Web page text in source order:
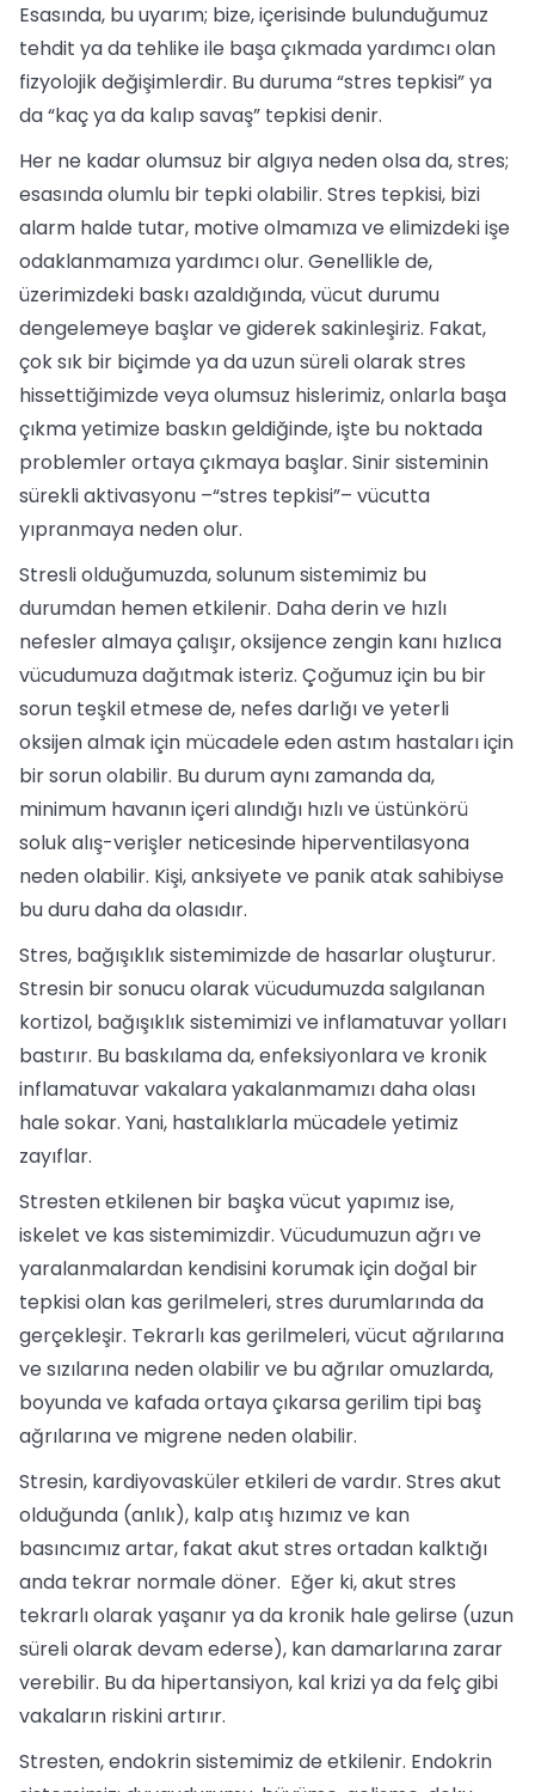
Esasında, bu uyarım; bize, içerisinde bulunduğumuz
tehdit ya da tehlike ile başa çıkmada yardımcı olan
fizyolojik değişimlerdir. Bu duruma “stres tepkisi” ya
da “kaç ya da kalıp savaş” tepkisi denir.
Her ne kadar olumsuz bir algıya neden olsa da, stres;
esasında olumlu bir tepki olabilir. Stres tepkisi, bizi
alarm halde tutar, motive olmamıza ve elimizdeki işe
odaklanmamıza yardımcı olur. Genellikle de,
üzerimizdeki baskı azaldığında, vücut durumu
dengelemeye başlar ve giderek sakinleşiriz. Fakat,
çok sık bir biçimde ya da uzun süreli olarak stres
hissettiğimizde veya olumsuz hislerimiz, onlarla başa
çıkma yetimize baskın geldiğinde, işte bu noktada
problemler ortaya çıkmaya başlar. Sinir sisteminin
sürekli aktivasyonu –“stres tepkisi”– vücutta
yıpranmaya neden olur.
Stresli olduğumuzda, solunum sistemimiz bu
durumdan hemen etkilenir. Daha derin ve hızlı
nefesler almaya çalışır, oksijence zengin kanı hızlıca
vücudumuza dağıtmak isteriz. Çoğumuz için bu bir
sorun teşkil etmese de, nefes darlığı ve yeterli
oksijen almak için mücadele eden astım hastaları için
bir sorun olabilir. Bu durum aynı zamanda da,
minimum havanın içeri alındığı hızlı ve üstünkörü
soluk alış-verişler neticesinde hiperventilasyona
neden olabilir. Kişi, anksiyete ve panik atak sahibiyse
bu duru daha da olasıdır.
Stres, bağışıklık sistemimizde de hasarlar oluşturur.
Stresin bir sonucu olarak vücudumuzda salgılanan
kortizol, bağışıklık sistemimizi ve inflamatuvar yolları
bastırır. Bu baskılama da, enfeksiyonlara ve kronik
inflamatuvar vakalara yakalanmamızı daha olası
hale sokar. Yani, hastalıklarla mücadele yetimiz
zayıflar.
Stresten etkilenen bir başka vücut yapımız ise,
iskelet ve kas sistemimizdir. Vücudumuzun ağrı ve
yaralanmalardan kendisini korumak için doğal bir
tepkisi olan kas gerilmeleri, stres durumlarında da
gerçekleşir. Tekrarlı kas gerilmeleri, vücut ağrılarına
ve sızılarına neden olabilir ve bu ağrılar omuzlarda,
boyunda ve kafada ortaya çıkarsa gerilim tipi baş
ağrılarına ve migrene neden olabilir.
Stresin, kardiyovasküler etkileri de vardır. Stres akut
olduğunda (anlık), kalp atış hızımız ve kan
basıncımız artar, fakat akut stres ortadan kalktığı
anda tekrar normale döner. Eğer ki, akut stres
tekrarlı olarak yaşanır ya da kronik hale gelirse (uzun
süreli olarak devam ederse), kan damarlarına zarar
verebilir. Bu da hipertansiyon, kal krizi ya da felç gibi
vakaların riskini artırır.
Stresten, endokrin sistemimiz de etkilenir. Endokrin